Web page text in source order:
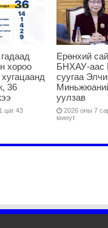
хороо
36
цаг 43
Ерөнхий
БНХАУ-аас
суугаа
уулзав
2026 оны 7
минут